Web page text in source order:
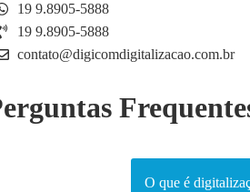
19 9.8905-5888
19 9.8905-5888
contato@digicomdigitalizacao.com.br
O que é